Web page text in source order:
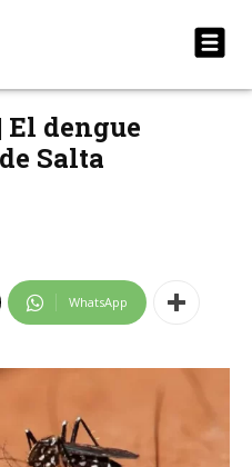
dengue
Salta
WhatsApp